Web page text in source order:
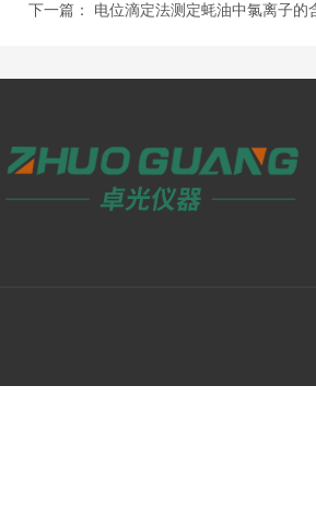
下一篇： 电位滴定法测定蚝油中氯离子的